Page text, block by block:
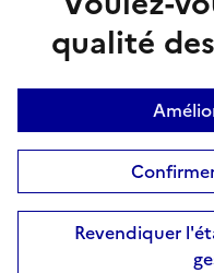
qualité
Revendiquer